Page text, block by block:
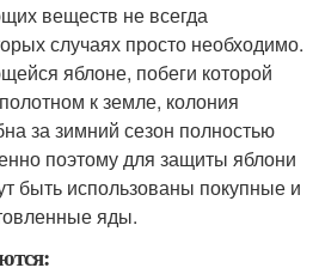
веществ не всегда
случаях просто необходимо.
яблоне, побеги которой
к земле, колония
за зимний сезон полностью
поэтому для защиты яблони
быть использованы покупные и
яды.